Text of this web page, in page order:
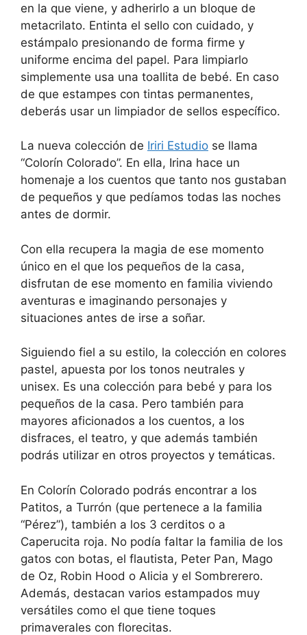
en la que viene, y adherirlo a un bloque de
metacrilato. Entinta el sello con cuidado, y
estámpalo presionando de forma firme y
uniforme encima del papel. Para limpiarlo
simplemente usa una toallita de bebé. En caso
de que estampes con tintas permanentes,
deberás usar un limpiador de sellos específico.
La nueva colección de Iriri Estudio se llama
“Colorín Colorado”. En ella, Irina hace un
homenaje a los cuentos que tanto nos gustaban
de pequeños y que pedíamos todas las noches
antes de dormir.
Con ella recupera la magia de ese momento
único en el que los pequeños de la casa,
disfrutan de ese momento en familia viviendo
aventuras e imaginando personajes y
situaciones antes de irse a soñar.
Siguiendo fiel a su estilo, la colección en colores
pastel, apuesta por los tonos neutrales y
unisex. Es una colección para bebé y para los
pequeños de la casa. Pero también para
mayores aficionados a los cuentos, a los
disfraces, el teatro, y que además también
podrás utilizar en otros proyectos y temáticas.
En Colorín Colorado podrás encontrar a los
Patitos, a Turrón (que pertenece a la familia
“Pérez”), también a los 3 cerditos o a
Caperucita roja. No podía faltar la familia de los
gatos con botas, el flautista, Peter Pan, Mago
de Oz, Robin Hood o Alicia y el Sombrerero.
Además, destacan varios estampados muy
versátiles como el que tiene toques
primaverales con florecitas.